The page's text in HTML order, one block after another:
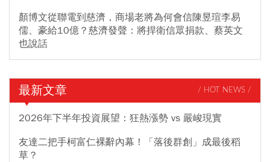
顏博文從聯電到慈濟，商場老將為何會信陳昱瑄李易
儒、豪給10億？慈濟發聲：將捍衛信眾捐款、蔡英文
也說話
最新文章 / HOT NEWS /
2026年下半年投資展望：狂熱漲勢 vs 嚴峻現實
友達二把手柯富仁裸辭內幕！「落後群創」成最後稻
草？